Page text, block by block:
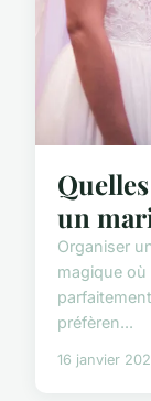
un
Organiser
magique où
préfèren...
16 janvier